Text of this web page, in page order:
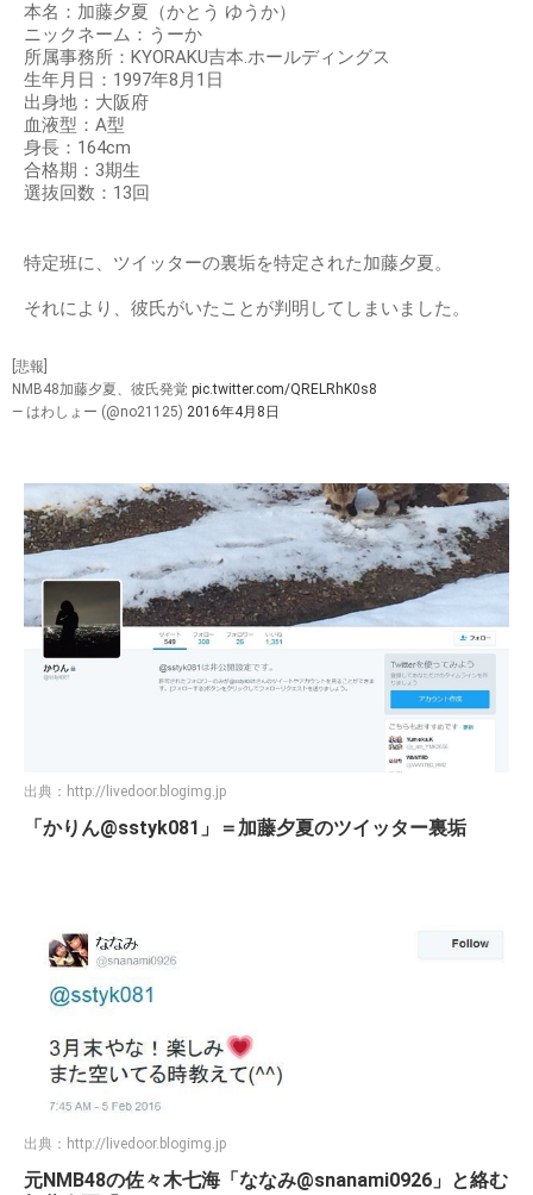
本名：加藤夕夏（かとう ゆうか）
ニックネーム：うーか
所属事務所：KYORAKU吉本.ホールディングス
生年月日：1997年8月1日
出身地：大阪府
血液型：A型
身長：164cm
合格期：3期生
選抜回数：13回
特定班に、ツイッターの裏垢を特定された加藤夕夏。
それにより、彼氏がいたことが判明してしまいました。
[悲報]
NMB48加藤夕夏、彼氏発覚 pic.twitter.com/QRELRhK0s8
— はわしょー (@no21125) 2016年4月8日
出典： http://livedoor.blogimg.jp
「かりん@sstyk081」＝加藤夕夏のツイッター裏垢
出典： http://livedoor.blogimg.jp
元NMB48の佐々木七海「ななみ@snanami0926」と絡む